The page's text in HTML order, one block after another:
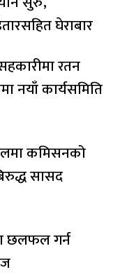
घेराबार
रतन
नयाँ कार्यसमिति
कमिसनको
सासद
छलफल गर्न